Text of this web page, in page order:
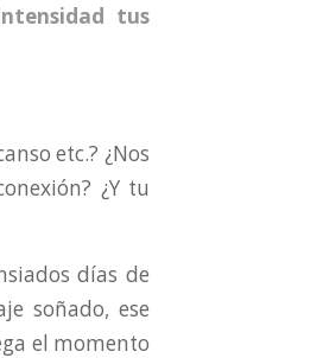
tus
etc.? ¿Nos
¿Y tu
días de
soñado, ese
el momento